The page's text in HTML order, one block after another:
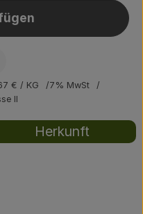
zum Warenkorb
€ / KG
7% MwSt
II
Herkunft